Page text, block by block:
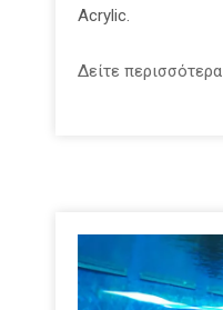
Acrylic.
Δείτε περισσότερα